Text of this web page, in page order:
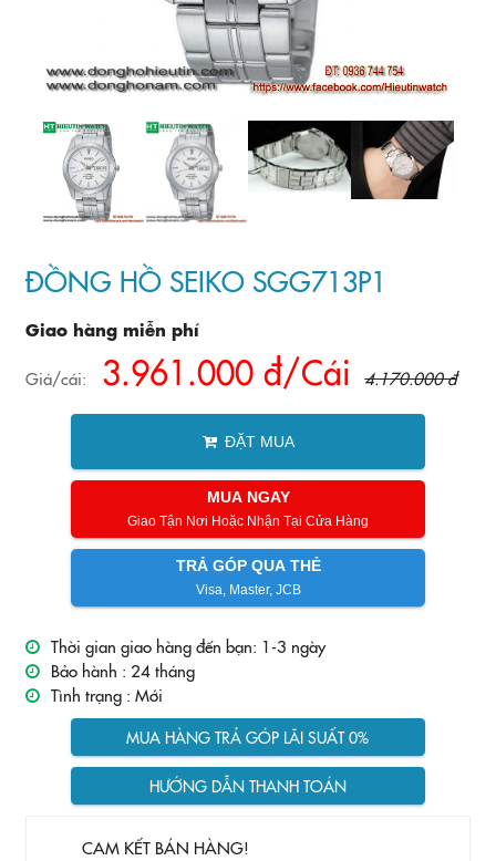
ĐỒNG HỒ SEIKO SGG713P1
Giao hàng miễn phí
Giá/cái: 3.961.000 đ/Cái 4.170.000 đ
ĐẶT MUA
MUA NGAY
Giao Tận Nơi Hoặc Nhận Tại Cửa Hàng
TRẢ GÓP QUA THẺ
Visa, Master, JCB
Thời gian giao hàng đến bạn: 1-3 ngày
Bảo hành : 24 tháng
Tình trạng : Mới
MUA HÀNG TRẢ GÓP LÃI SUẤT 0%
HƯỚNG DẪN THANH TOÁN
CAM KẾT BÁN HÀNG!